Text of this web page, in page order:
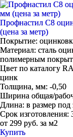
Профнастил С8
(цена за метр)
Покрытие:
Материал: сталь
полимерным
Цвет по каталогу
цинк
Толщина, мм: -0,50
Ширина общая/
Длина: в размер под
Срок изготовления:
от 299 руб. за м2
Купить